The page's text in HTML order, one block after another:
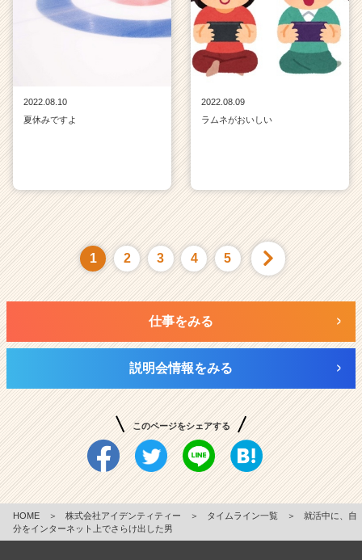
2022.08.10
夏休みですよ
2022.08.09
ラムネがおいしい
1 2 3 4 5
仕事をみる
説明会情報をみる
このページをシェアする
HOME ＞ 株式会社アイデンティティー ＞ タイムライン一覧 ＞
就活中に、自
分をインターネット上でさらけ出した男